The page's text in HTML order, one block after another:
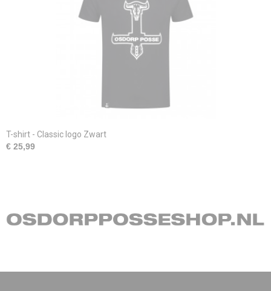
T-shirt - Classic logo Zwart
€ 25,99